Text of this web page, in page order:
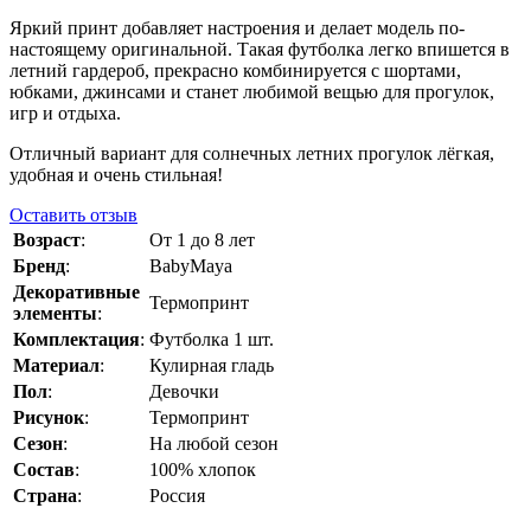
Яркий принт добавляет настроения и делает модель по-
настоящему оригинальной. Такая футболка легко впишется в
летний гардероб, прекрасно комбинируется с шортами,
юбками, джинсами и станет любимой вещью для прогулок,
игр и отдыха.
Отличный вариант для солнечных летних прогулок лёгкая,
удобная и очень стильная!
Оставить отзыв
Возраст:
От 1 до 8 лет
Бренд:
BabyMaya
Декоративные
элементы:
Термопринт
Комплектация: Футболка 1 шт.
Материал:
Кулирная гладь
Пол:
Девочки
Рисунок:
Термопринт
Сезон:
На любой сезон
Состав:
100% хлопок
Страна:
Россия